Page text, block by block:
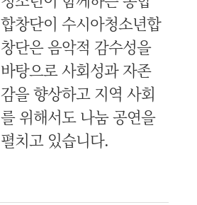
합창단이 수시아청소년합
창단은 음악적 감수성을
바탕으로 사회성과 자존
감을 향상하고 지역 사회
를 위해서도 나눔 공연을
펼치고 있습니다.